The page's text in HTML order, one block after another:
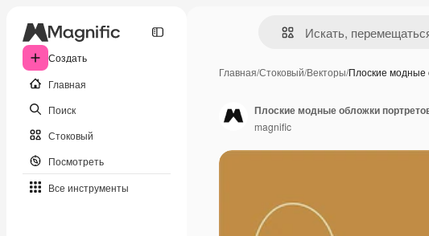
Создать
Главная
Поиск
Стоковый
Посмотреть
Все инструменты
Главная/Стоковый/Векторы/Плоские
Плоские модные обложки
magnific